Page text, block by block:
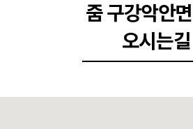
줌 구강악안
오시는길